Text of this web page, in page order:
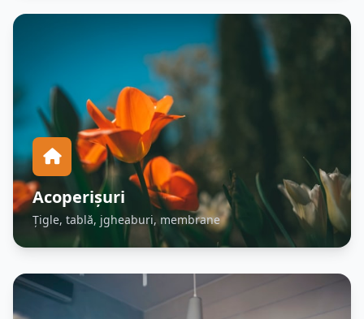
Acoperișuri
Țigle, tablă, jgheaburi, membrane